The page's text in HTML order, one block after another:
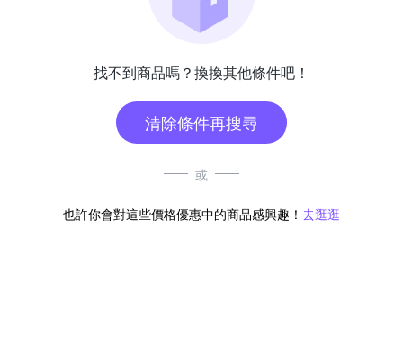
找不到商品嗎？換換其他條件吧！
清除條件再搜尋
或
也許你會對這些價格優惠中的商品感興趣！ 去逛逛